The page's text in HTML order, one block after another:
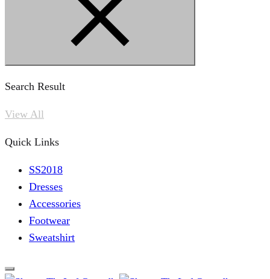
Search Result
View All
Quick Links
SS2018
Dresses
Accessories
Footwear
Sweatshirt